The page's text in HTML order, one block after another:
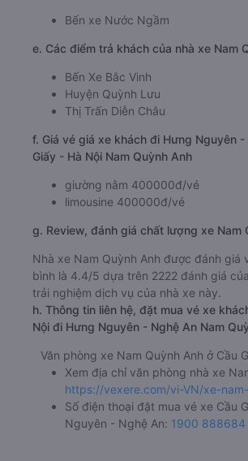
Bến xe Nước Ngầm
e. Các điểm trả khách của nhà xe Nam
Bến Xe Bắc Vinh
Huyện Quỳnh Lưu
Thị Trấn Diễn Châu
f. Giá vé giá xe khách đi Hưng Nguyên
Giấy - Hà Nội Nam Quỳnh Anh
giường nằm 400000đ/vé
limousine 400000đ/vé
g. Review, đánh giá chất lượng xe Nam
Nhà xe Nam Quỳnh Anh được đánh giá
bình là 4.4/5 dựa trên 2222 đánh giá
trải nghiệm dịch vụ của nhà xe này.
h. Thông tin liên hệ, đặt mua vé xe
Nội đi Hưng Nguyên - Nghệ An Nam
Văn phòng xe Nam Quỳnh Anh ở Cầu
Xem địa chỉ văn phòng nhà xe
https://vexere.com/vi-VN/xe-
Số điện thoại đặt mua vé xe Cầu
Nguyên - Nghệ An: 1900 888684